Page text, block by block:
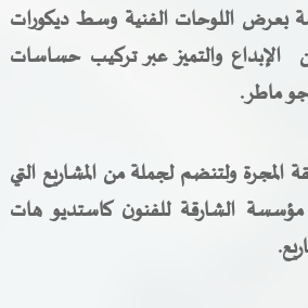
بعرض اللوحات الفنية وسط ديكورات
والتميز عبر تركيب حساسات
ماطر.
ولتنضم لجملة من المشاريع التي
مؤسسة الشارقة للفنون كاستديو هات